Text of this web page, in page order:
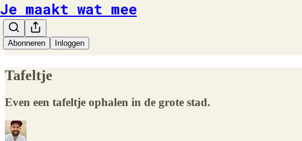
Je maakt wat mee
Abonneren Inloggen
Tafeltje
Even een tafeltje ophalen in de grote stad.